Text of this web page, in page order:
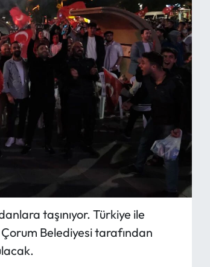
taşınıyor. Türkiye ile
Belediyesi tarafından